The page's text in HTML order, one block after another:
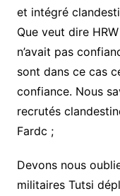
et intégré
Que veut dire
n’avait pas
sont dans ce cas
confiance. Nous
recrutés
Fardc ;
Devons nous
militaires Tutsi